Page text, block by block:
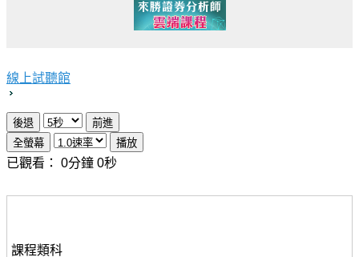
線上試聽館
已觀看： 0分鐘 0秒
課程類科